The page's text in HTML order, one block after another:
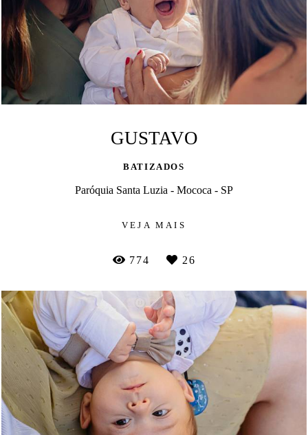
GUSTAVO
BATIZADOS
Paróquia Santa Luzia - Mococa - SP
VEJA MAIS
774 26